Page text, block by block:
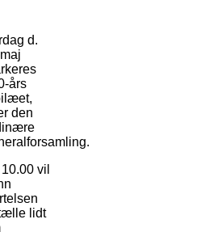
d.
års
den
vil
lidt